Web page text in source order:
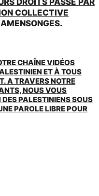
COLLECTIVE
CHAÎNE VIDÉOS
ET À TOUS
A TRAVERS NOTRE
NOUS VOUS
PALESTINIENS SOUS
PAROLE LIBRE POUR